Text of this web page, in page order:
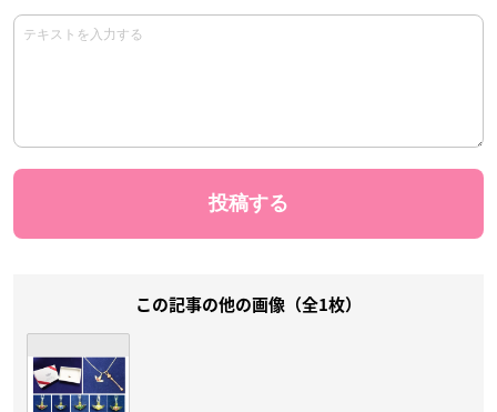
この記事の他の画像（全1枚）